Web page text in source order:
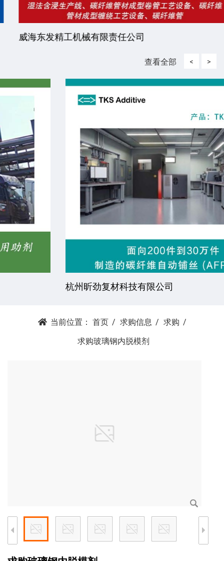
威海东发精工机械有限责任公司
查看全部 <
杭州昕劲复材科技有限公司
>
当前位置： 首页 求购信息
求购
求购玻璃钢内脱模剂